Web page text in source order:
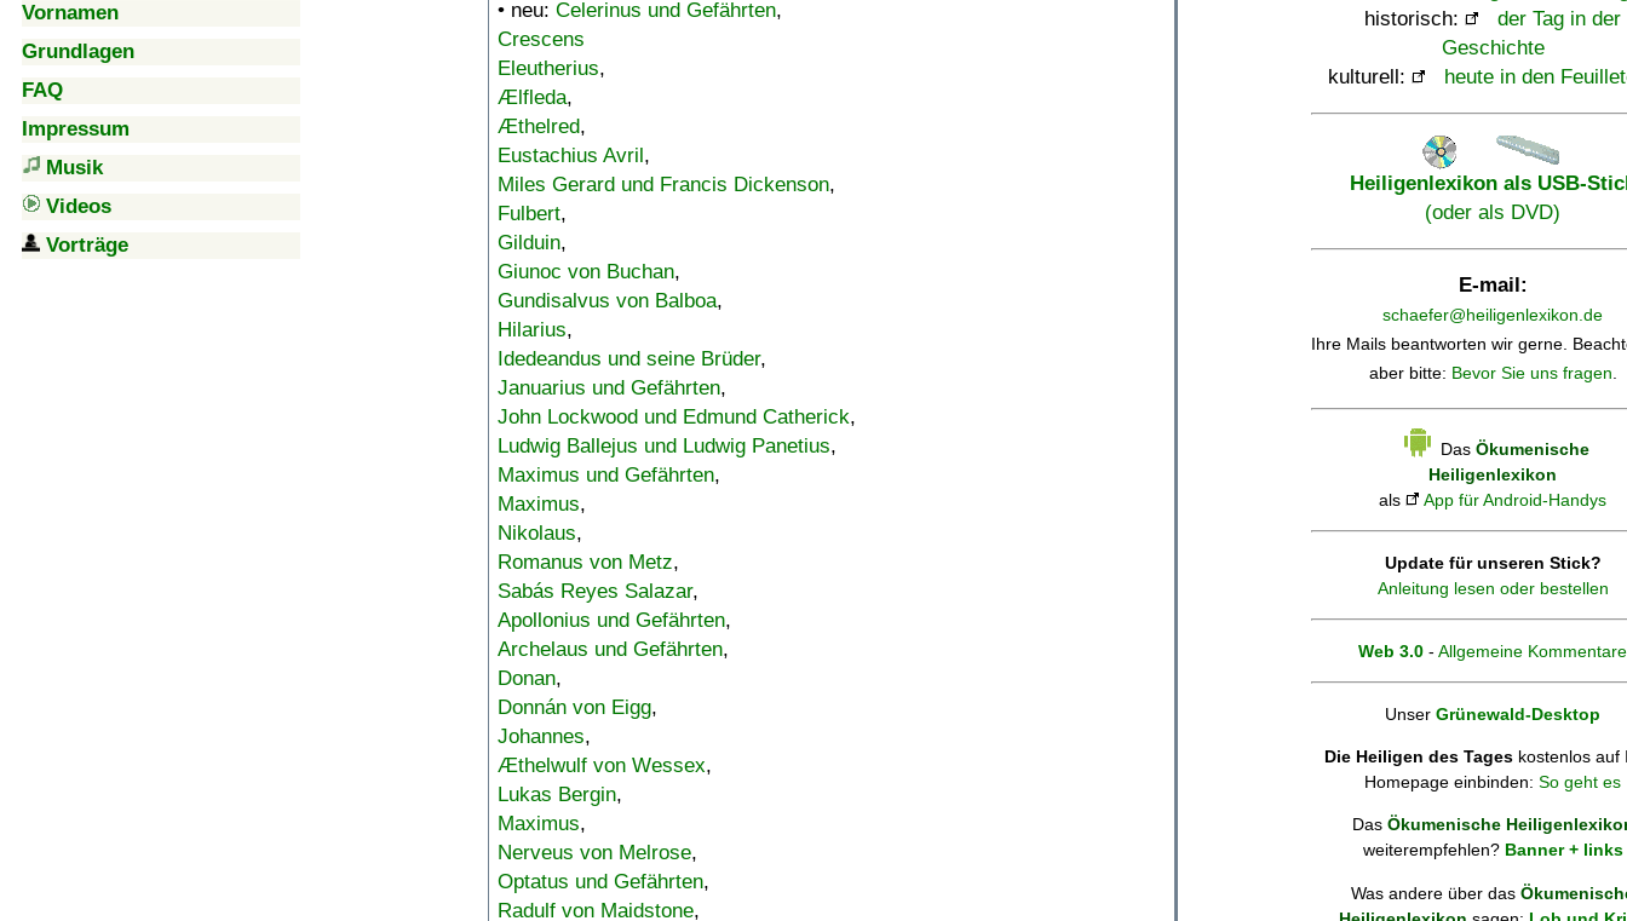
Vornamen
Grundlagen
FAQ
Impressum
Musik
Videos
Vorträge
• neu: Celerinus und Gefährten,
Crescens
Eleutherius,
Ælfleda,
Æthelred,
Eustachius Avril,
Miles Gerard und Francis Dickenson,
Fulbert,
Gilduin,
Giunoc von Buchan,
Gundisalvus von Balboa,
Hilarius,
Idedeandus und seine Brüder,
Januarius und Gefährten,
John Lockwood und Edmund Catherick,
Ludwig Ballejus und Ludwig Panetius,
Maximus und Gefährten,
Maximus,
Nikolaus,
Romanus von Metz,
Sabás Reyes Salazar,
Apollonius und Gefährten,
Archelaus und Gefährten,
Donan,
Donnán von Eigg,
Johannes,
Æthelwulf von Wessex,
Lukas Bergin,
Maximus,
Nerveus von Melrose,
Optatus und Gefährten,
Radulf von Maidstone,
historisch:
der Tag in der
Geschichte
kulturell:
heute in den
Heiligenlexikon als USB-
(oder als DVD)
E-mail:
schaefer@heiligenlexikon.de
Ihre Mails beantworten wir gerne.
aber bitte: Bevor Sie uns fragen.
Das Ökumenische
Heiligenlexikon
als
App für Android-Handys
Update für unseren Stick?
Anleitung lesen oder bestellen
Web 3.0 - Allgemeine Kommentare
Unser Grünewald-Desktop
Die Heiligen des Tages kostenlos auf
Homepage einbinden: So geht es
Das Ökumenische
weiterempfehlen? Banner + links
Was andere über das